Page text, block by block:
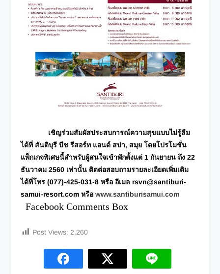
เชิญร่วมสัมผัสประสบการณ์ความสุขแบบไม่รู้ลืม
ได้ที่ สันติบุรี บีช รีสอร์ท แอนด์ สปา, สมุย โดยโปรโมชั่น
แพ็กเกจพิเศษนี้สำหรับผู้สนใจเข้าพักตั้งแต่ 1 กันยายน ถึง 22
ธันวาคม 2560 เท่านั้น ติดต่อสอบถามรายละเอียดเพิ่มเติม
ได้ที่โทร (077)-425-031-8 หรือ อีเมล rsvn@santiburi-
samui-resort.com หรือwww.santiburisamui.com
Facebook Comments Box
Post Views: 2,260